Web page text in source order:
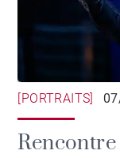
[PORTRAITS]